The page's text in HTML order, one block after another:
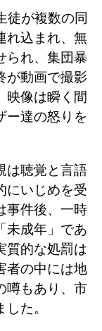
徒が複数の同
れ込まれ、無
られ、集団暴
が動画で撮影
映像は瞬く間
ー達の怒りを
は聴覚と言語
にいじめを受
事件後、一時
未成年」であ
質的な処罰は
者の中には地
噂もあり、市
た。